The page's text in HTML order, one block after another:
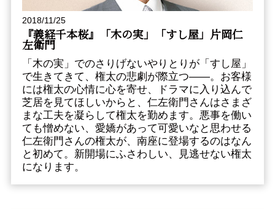
2018/11/25
『義経千本桜』「木の実」「すし屋」片岡仁
左衛門
「木の実」でのさりげないやりとりが「すし屋」
で生きてきて、権太の悲劇が際立つ――。お客様
には権太の心情に心を寄せ、ドラマに入り込んで
芝居を見てほしいからと、仁左衛門さんはさまざ
まな工夫を凝らして権太を勤めます。悪事を働い
ても憎めない、愛嬌があって可愛いなと思わせる
仁左衛門さんの権太が、南座に登場するのはなん
と初めて。新開場にふさわしい、見逃せない権太
になります。